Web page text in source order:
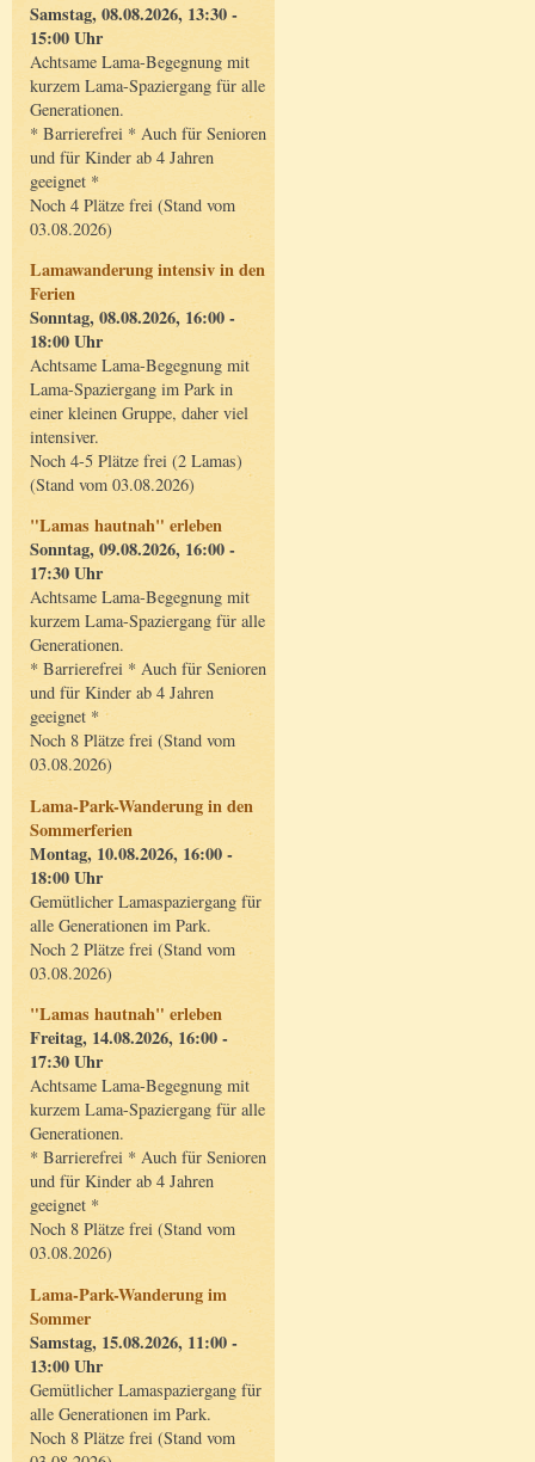
Samstag, 08.08.2026, 13:30 -
15:00 Uhr
Achtsame Lama-Begegnung mit
kurzem Lama-Spaziergang für alle
Generationen.
* Barrierefrei * Auch für Senioren
und für Kinder ab 4 Jahren
geeignet *
Noch 4 Plätze frei (Stand vom
03.08.2026)
Lamawanderung intensiv in den
Ferien
Sonntag, 08.08.2026, 16:00 -
18:00 Uhr
Achtsame Lama-Begegnung mit
Lama-Spaziergang im Park in
einer kleinen Gruppe, daher viel
intensiver.
Noch 4-5 Plätze frei (2 Lamas)
(Stand vom 03.08.2026)
"Lamas hautnah" erleben
Sonntag, 09.08.2026, 16:00 -
17:30 Uhr
Achtsame Lama-Begegnung mit
kurzem Lama-Spaziergang für alle
Generationen.
* Barrierefrei * Auch für Senioren
und für Kinder ab 4 Jahren
geeignet *
Noch 8 Plätze frei (Stand vom
03.08.2026)
Lama-Park-Wanderung in den
Sommerferien
Montag, 10.08.2026, 16:00 -
18:00 Uhr
Gemütlicher Lamaspaziergang für
alle Generationen im Park.
Noch 2 Plätze frei (Stand vom
03.08.2026)
"Lamas hautnah" erleben
Freitag, 14.08.2026, 16:00 -
17:30 Uhr
Achtsame Lama-Begegnung mit
kurzem Lama-Spaziergang für alle
Generationen.
* Barrierefrei * Auch für Senioren
und für Kinder ab 4 Jahren
geeignet *
Noch 8 Plätze frei (Stand vom
03.08.2026)
Lama-Park-Wanderung im
Sommer
Samstag, 15.08.2026, 11:00 -
13:00 Uhr
Gemütlicher Lamaspaziergang für
alle Generationen im Park.
Noch 8 Plätze frei (Stand vom